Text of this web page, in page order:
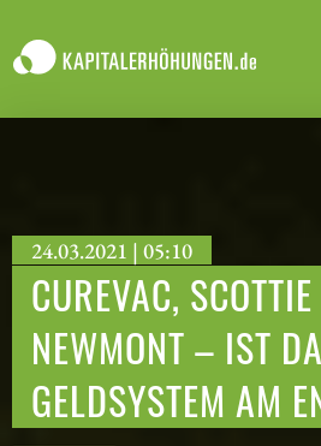
24.03.2021 | 05:10
CUREVAC,
NEWMONT – IST
GELDSYSTEM AM